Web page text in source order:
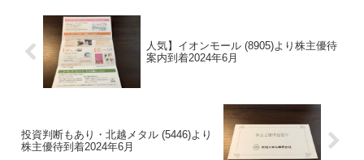
人気】イオンモール (8905)より株主優待
案内到着2024年6月
投資判断もあり・北越メタル (5446)より
株主優待到着2024年6月